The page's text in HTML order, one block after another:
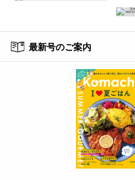
最新号のご案内